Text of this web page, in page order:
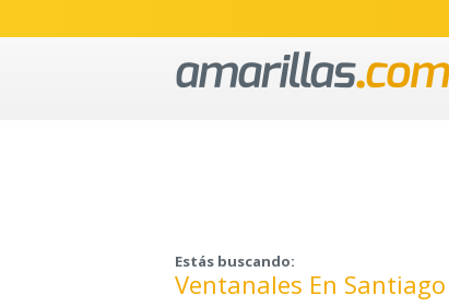
Estás buscando:
Ventanales En Santiago